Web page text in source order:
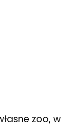
zoo, w